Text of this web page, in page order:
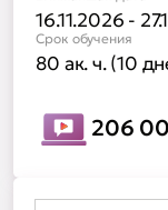
16.11.2026 -
Срок обучения
80 ак. ч. (10
206